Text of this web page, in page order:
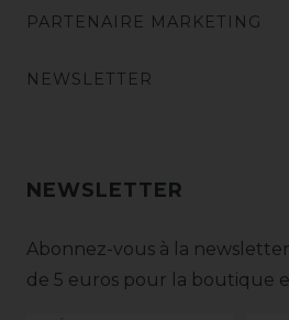
PARTENAIRE MARKETING
NEWSLETTER
NEWSLETTER
Abonnez-vous à la
de 5 euros pour la boutique